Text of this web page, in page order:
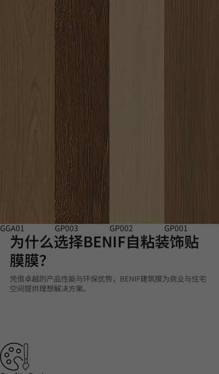
GGA01 GP003 GP002 GP001
为什么选择BENIF自粘装饰贴
膜膜？
凭借卓越的产品性能与环保优势，BENIF建筑膜为商业与住宅
空间提供理想解决方案。